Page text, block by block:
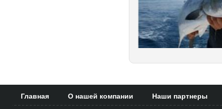
Главная О нашей компании Наши партнеры